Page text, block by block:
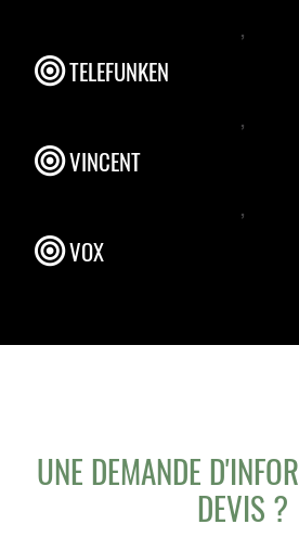
,
TELEFUNKEN
,
VINCENT
,
VOX
UNE DEMANDE
DEVIS ?